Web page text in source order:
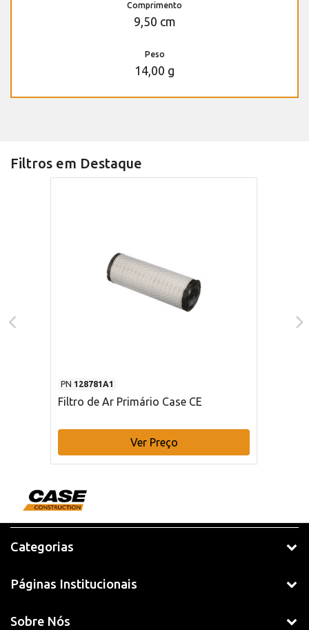
Comprimento
9,50 cm
Peso
14,00 g
Filtros em Destaque
PN 128781A1
Filtro de Ar Primário Case CE
Ver Preço
Categorias
Páginas Institucionais
Sobre Nós